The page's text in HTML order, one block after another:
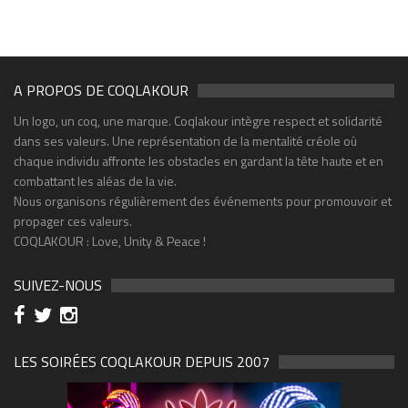
A PROPOS DE COQLAKOUR
Un logo, un coq, une marque. Coqlakour intègre respect et solidarité
dans ses valeurs. Une représentation de la mentalité créole où
chaque individu affronte les obstacles en gardant la tête haute et en
combattant les aléas de la vie.
Nous organisons régulièrement des événements pour promouvoir et
propager ces valeurs.
COQLAKOUR : Love, Unity & Peace !
SUIVEZ-NOUS
LES SOIRÉES COQLAKOUR DEPUIS 2007